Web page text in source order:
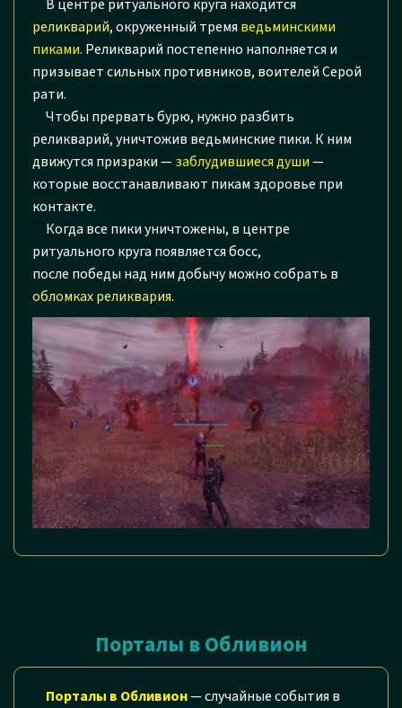
В центре ритуального круга находится
реликварий, окруженный тремя ведьминскими
пиками. Реликварий постепенно наполняется и
призывает сильных противников, воителей Серой
рати.
Чтобы прервать бурю, нужно разбить
реликварий, уничтожив ведьминские пики. К ним
движутся призраки —заблудившиеся души—
которые восстанавливают пикам здоровье при
контакте.
Когда все пики уничтожены, в центре
ритуального круга появляется босс,
после победы над ним добычу можно собрать в
обломках реликвария.
Порталы в Обливион
Порталы в Обливион— случайные события в